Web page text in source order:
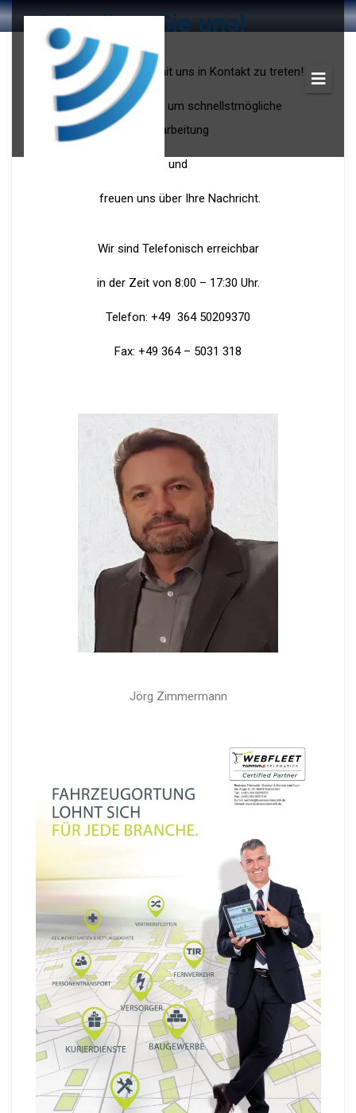
Schreiben Sie uns!
Der einfachste Weg mit uns in Kontakt zu treten!
Wir bemühen uns um schnellstmögliche
Bearbeitung
und
freuen uns über Ihre Nachricht.
Wir sind Telefonisch erreichbar
in der Zeit von 8:00 – 17:30 Uhr.
Telefon: +49 364 50209370
Fax: +49 364 – 5031 318
Jörg Zimmermann